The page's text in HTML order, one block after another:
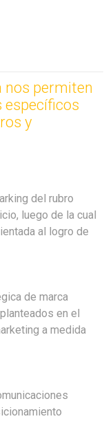
nos permiten
específicos
y
del rubro
luego de la cual
al logro de
de marca
en el
a medida